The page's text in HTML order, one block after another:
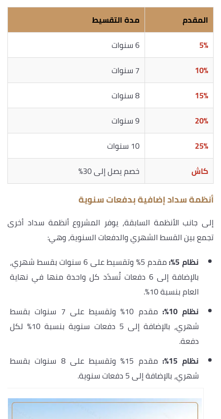
المقدم
مدة التقسيط
5%
6 سنوات
10%
7 سنوات
15%
8 سنوات
20%
9 سنوات
25%
10 سنوات
كاش
خصم يصل إلى 30%
أنظمة سداد إضافية بدفعات سنوية
إلى جانب الأنظمة السابقة، يوفر المشروع أنظمة سداد أخرى
تجمع بين القسط الشهري والدفعات السنوية، وهي:
نظام 5%:
مقدم 5% وتقسيط على 6 سنوات بقسط شهري،
بالإضافة إلى 6 دفعات تُسدّد كل واحدة منها في نهاية
العام بنسبة 10%.
نظام 10%:
مقدم 10% وتقسيط على 7 سنوات بقسط
شهري، بالإضافة إلى 5 دفعات سنوية بنسبة 10% لكل
دفعة.
نظام 15%:
مقدم 15% وتقسيط على 8 سنوات بقسط
شهري، بالإضافة إلى 5 دفعات سنوية.